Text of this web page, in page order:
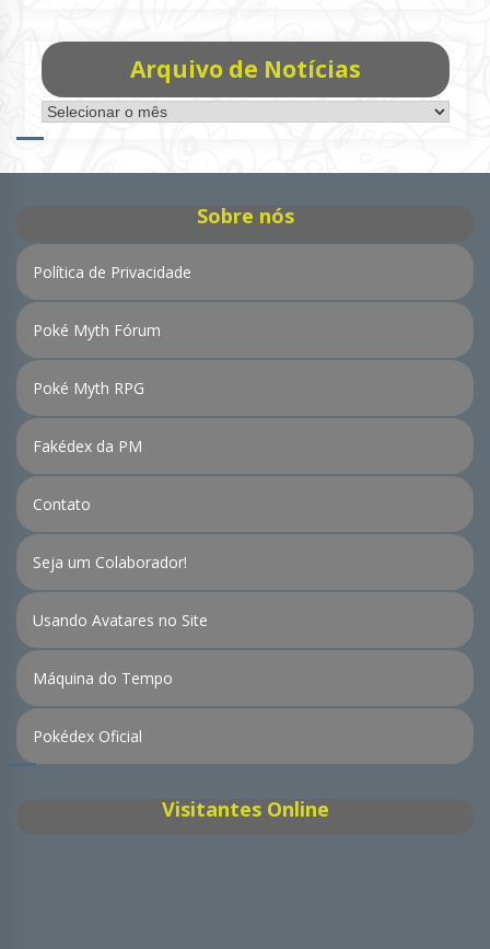
Arquivo de Notícias
Arquivo
de
Sobre nós
Política de Privacidade
Poké Myth Fórum
Poké Myth RPG
Fakédex da PM
Contato
Seja um Colaborador!
Usando Avatares no Site
Máquina do Tempo
Pokédex Oficial
Visitantes Online